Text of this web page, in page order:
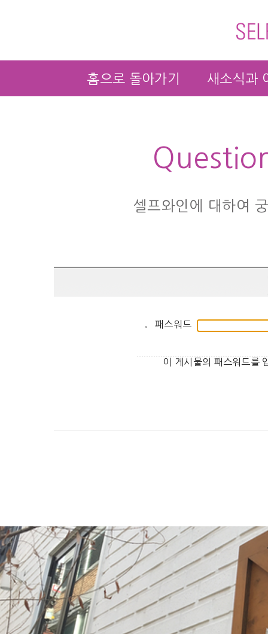
홈으로 돌아가기 새소식과
셀프와인에 대하여
패스워드
이 게시물의 패스워드를